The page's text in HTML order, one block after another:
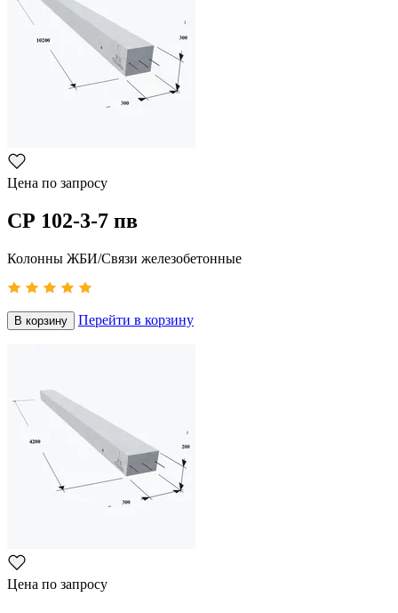
Цена по запросу
СР 102-3-7 пв
Колонны ЖБИ/Связи железобетонные
В корзину Перейти в корзину
Цена по запросу